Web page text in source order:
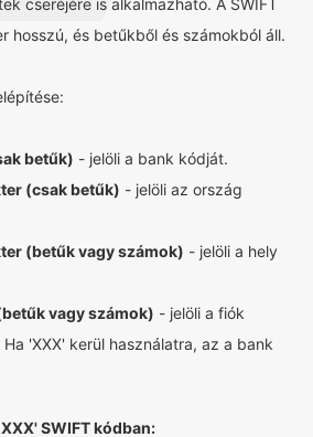
cseréjére is alkalmazható. A SWIFT
hosszú, és betűkből és számokból áll.
betűk) - jelöli a bank kódját.
(csak betűk) - jelöli az ország
(betűk vagy számok) - jelöli a hely
vagy számok) - jelöli a fiók
'XXX' kerül használatra, az a bank
SWIFT kódban: